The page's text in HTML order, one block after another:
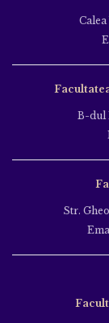
B-dul
Str.